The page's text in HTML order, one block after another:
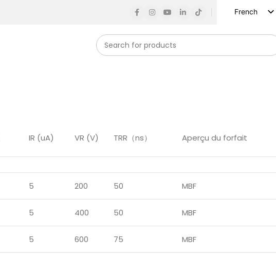
French
IR (uA) VR (V) TRR（ns） Aperçu du forfait
5 200 50 MBF
5 400 50 MBF
5 600 75 MBF